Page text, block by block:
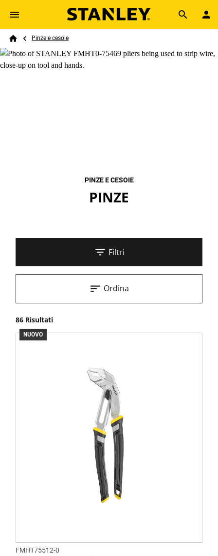
Skip to main content
Search
Breadcrumb
Pinze e cesoie
PINZE E CESOIE
PINZE
Filtri
86 Risultati
Ordina
NUOVO
FMHT75512-0